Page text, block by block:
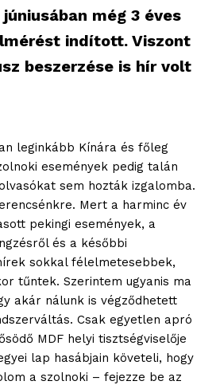
még 3 éves
indított. Viszont
beszerzése is hír volt
leginkább Kínára és főleg
események pedig talán
sem hozták izgalomba.
Mert a harminc év
pekingi események, a
és a későbbi
sokkal félelmetesebbek,
tűntek. Szerintem ugyanis ma
akár nálunk is végződhetett
Csak egyetlen apró
MDF helyi tisztségviselője
lap hasábjain követeli, hogy
a szolnoki – fejezze be az